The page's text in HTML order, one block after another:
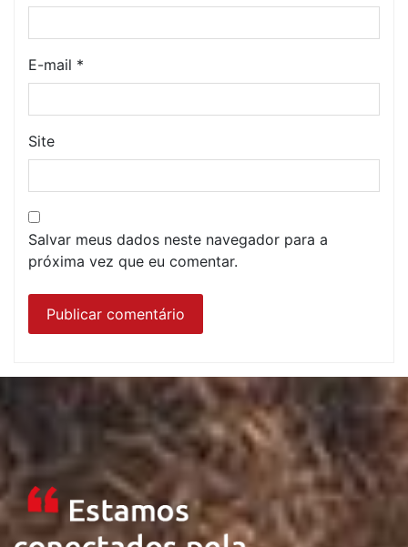
E-mail *
Site
Salvar meus dados neste navegador para a
próxima vez que eu comentar.